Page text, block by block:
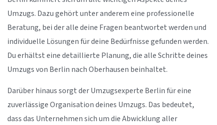
Umzugs. Dazu gehört unter anderem eine professionelle
Beratung, bei der alle deine Fragen beantwortet werden und
individuelle Lösungen für deine Bedürfnisse gefunden werden.
Du erhältst eine detaillierte Planung, die alle Schritte deines
Umzugs von Berlin nach Oberhausen beinhaltet.
Darüber hinaus sorgt der Umzugsexperte Berlin für eine
zuverlässige Organisation deines Umzugs. Das bedeutet,
dass das Unternehmen sich um die Abwicklung aller